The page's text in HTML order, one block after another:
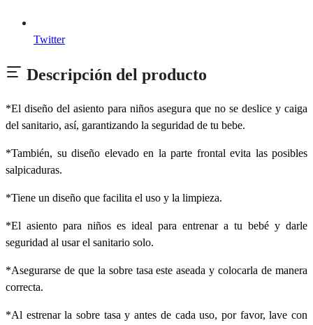
Twitter
Descripción del producto
*El diseño del asiento para niños asegura que no se deslice y caiga
del sanitario, así, garantizando la seguridad de tu bebe.
*También, su diseño elevado en la parte frontal evita las posibles
salpicaduras.
*Tiene un diseño que facilita el uso y la limpieza.
*El asiento para niños es ideal para entrenar a tu bebé y darle
seguridad al usar el sanitario solo.
*Asegurarse de que la sobre tasa este aseada y colocarla de manera
correcta.
*Al estrenar la sobre tasa y antes de cada uso, por favor, lave con